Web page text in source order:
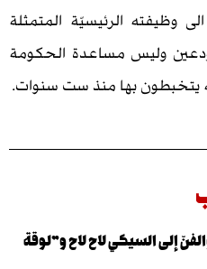
الرئيسيّة المتمثلة
مساعدة الحكومة
بها منذ ست سنوات.
لاح لاح و”لوقة